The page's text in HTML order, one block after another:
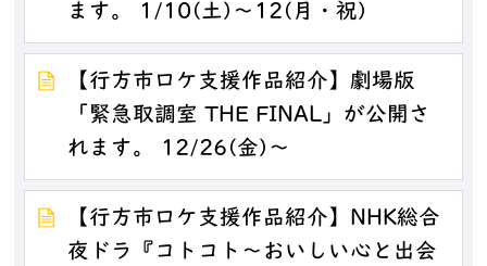
ます。 1/10(土)～12(月・祝)
【行方市ロケ支援作品紹介】劇場版
「緊急取調室 THE FINAL」が公開さ
れます。 12/26(金)～
【行方市ロケ支援作品紹介】NHK総合
夜ドラ『コトコト～おいしい心と出会